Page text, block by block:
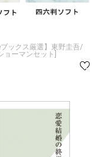
ブックス厳選】東野圭吾/
ョーマンセット]